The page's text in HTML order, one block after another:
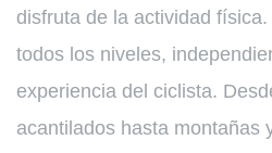
disfruta de la actividad
todos los niveles,
experiencia del ciclista.
acantilados hasta montañas